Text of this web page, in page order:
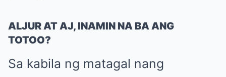
ALJUR AT AJ, INAMIN NA BA ANG
TOTOO?
Sa kabila ng matagal nang